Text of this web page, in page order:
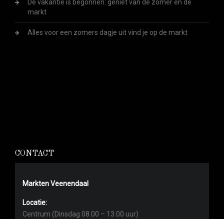
De vakantie is begonnen: geniet van de zomer én de
markt
Alles voor een zomers dagje uit vind je op de markt
CONTACT
Markten Veenendaal
Locatie:
Centrum (Dinsdag 08.00 – 13.00 uur)